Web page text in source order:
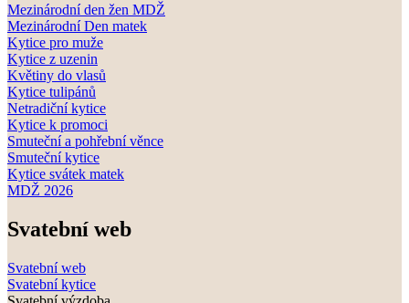
Mezinárodní den žen MDŽ
Mezinárodní Den matek
Kytice pro muže
Kytice z uzenin
Květiny do vlasů
Kytice tulipánů
Netradiční kytice
Kytice k promoci
Smuteční a pohřební věnce
Smuteční kytice
Kytice svátek matek
MDŽ 2026
Svatební web
Svatební web
Svatební kytice